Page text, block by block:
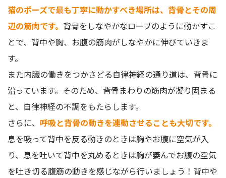
猫のポーズで最も丁寧に動かすべき場所は、背骨とその周
辺の筋肉です。 背骨をしなやかなロープのように動かすこ
とで、背中や胸、お腹の筋肉がしなやかに伸びていきま
す。
また内臓の働きをつかさどる自律神経の通り道は、背骨に
沿っています。そのため、背骨まわりの筋肉が凝り固まる
と、自律神経の不調をもたらします。
さらに、 呼吸と背骨の動きを連動させることも大切です。
息を吸って背中を反る動きのときは胸やお腹に空気が入
り、息を吐いて背中を丸めるときは胸が萎んでお腹の空気
を吐き切る腹筋の動きを感じながら行いましょう！背中や